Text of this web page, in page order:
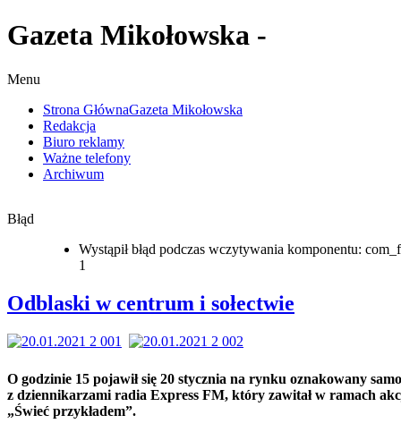
Gazeta Mikołowska -
Menu
Strona GłównaGazeta Mikołowska
Redakcja
Biuro reklamy
Ważne telefony
Archiwum
Błąd
Wystąpił błąd podczas wczytywania komponentu:
1
Odblaski w centrum i sołectwie
O godzinie 15 pojawił się 20 stycznia na rynku oznakowany
z dziennikarzami radia Express FM, który zawitał w ramach
„Świeć przykładem”.